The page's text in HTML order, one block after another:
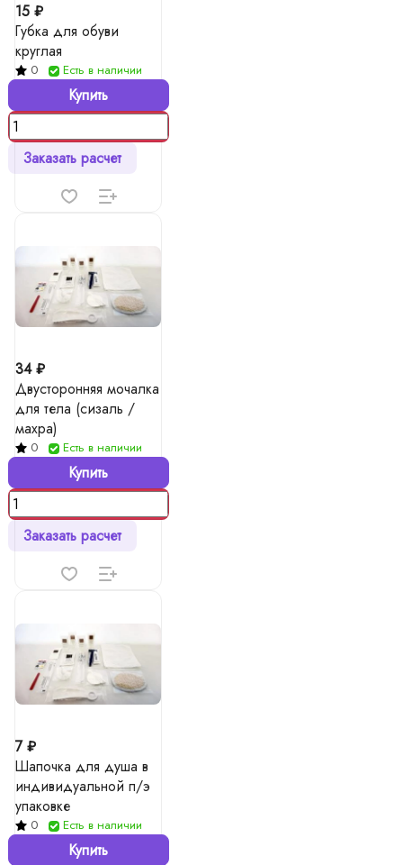
15 ₽
Губка для обуви
круглая
0 Есть в наличии
Купить
Заказать расчет
34 ₽
Двусторонняя мочалка
для тела (сизаль /
махра)
0 Есть в наличии
Купить
Заказать расчет
7 ₽
Шапочка для душа в
индивидуальной п/э
упаковке
0 Есть в наличии
Купить